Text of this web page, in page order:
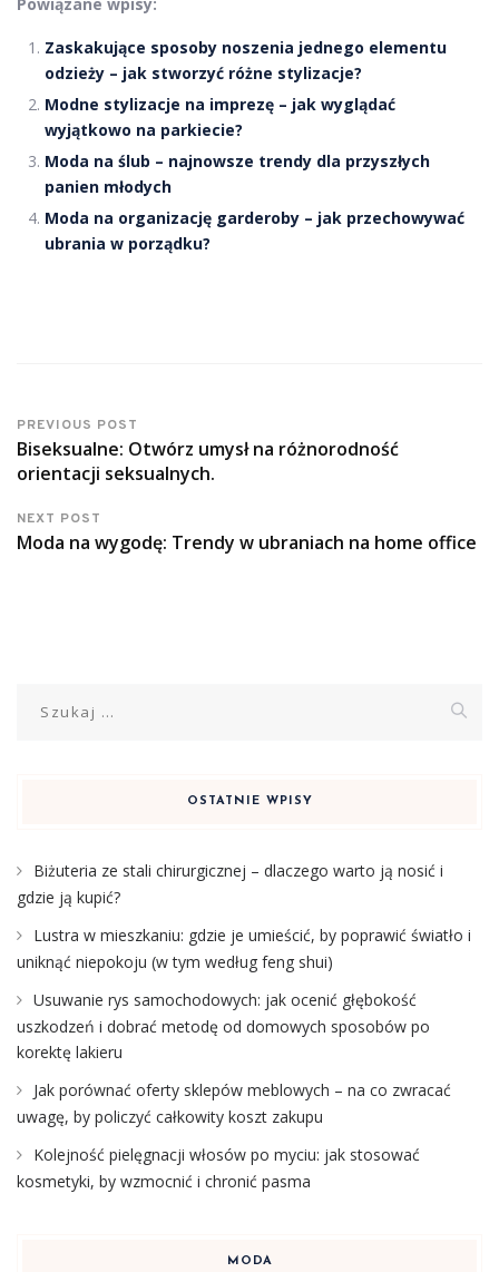
Zaskakujące sposoby noszenia jednego elementu
odzieży – jak stworzyć różne stylizacje?
Modne stylizacje na imprezę – jak wyglądać
wyjątkowo na parkiecie?
Moda na ślub – najnowsze trendy dla przyszłych
panien młodych
Moda na organizację garderoby – jak przechowywać
ubrania w porządku?
PREVIOUS POST
Biseksualne: Otwórz umysł na różnorodność
orientacji seksualnych.
NEXT POST
Moda na wygodę: Trendy w ubraniach na home office
OSTATNIE WPISY
Biżuteria ze stali chirurgicznej – dlaczego warto ją nosić i
gdzie ją kupić?
Lustra w mieszkaniu: gdzie je umieścić, by poprawić światło i
uniknąć niepokoju (w tym według feng shui)
Usuwanie rys samochodowych: jak ocenić głębokość
uszkodzeń i dobrać metodę od domowych sposobów po
korektę lakieru
Jak porównać oferty sklepów meblowych – na co zwracać
uwagę, by policzyć całkowity koszt zakupu
Kolejność pielęgnacji włosów po myciu: jak stosować
kosmetyki, by wzmocnić i chronić pasma
MODA